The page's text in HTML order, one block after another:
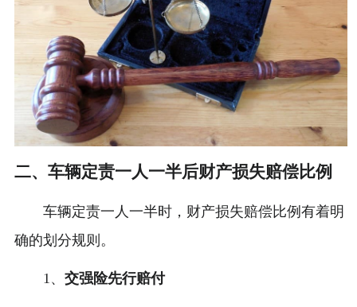
二、车辆定责一人一半后财产损失赔偿比例
车辆定责一人一半时，财产损失赔偿比例有着明
确的划分规则。
1、 交强险先行赔付